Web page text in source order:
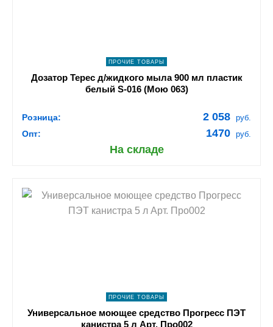
ПРОЧИЕ ТОВАРЫ
Дозатор Терес д/жидкого мыла 900 мл пластик
белый S-016 (Мою 063)
Розница: 2 058 руб.
Опт: 1470 руб.
На складе
shopping_cart В КОРЗИНУ
ПРОЧИЕ ТОВАРЫ
Универсальное моющее средство Прогресс ПЭТ
канистра 5 л Арт. Про002